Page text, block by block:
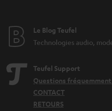
Le Blog Teufel
Technologies audio,
Teufel Support
Questions
CONTACT
RETOURS